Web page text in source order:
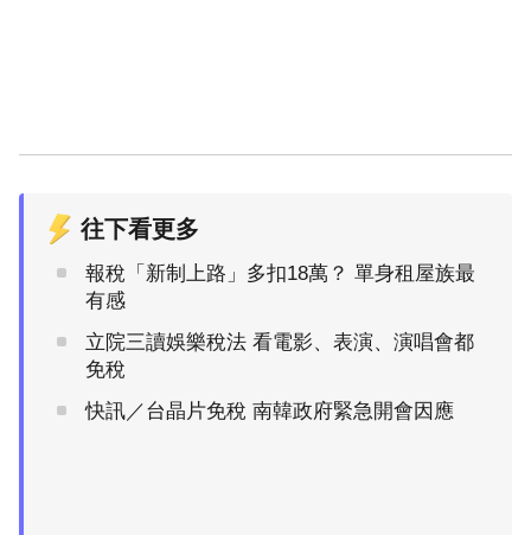
往下看更多
報稅「新制上路」多扣18萬？ 單身租屋族最
有感
立院三讀娛樂稅法 看電影、表演、演唱會都
免稅
快訊／台晶片免稅 南韓政府緊急開會因應